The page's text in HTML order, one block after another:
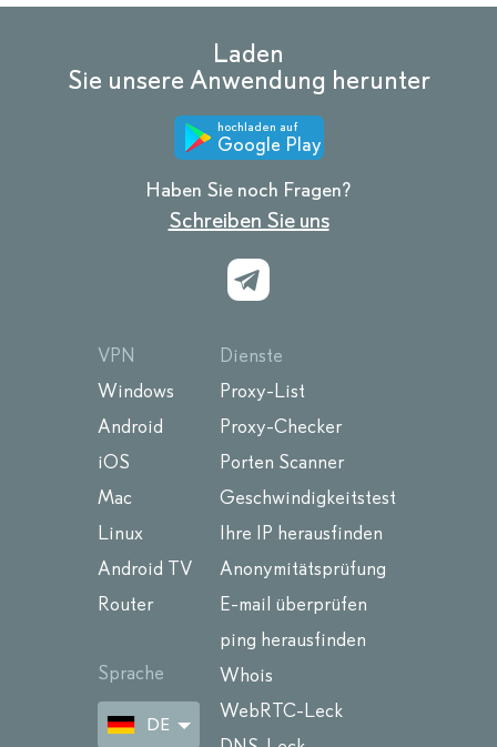
Laden
Sie unsere Anwendung herunter
hochladen auf
Google Play
Haben Sie noch Fragen?
Schreiben Sie uns
VPN
Windows
Android
iOS
Mac
Linux
Android TV
Router
Sprache
DE
Dienste
Proxy-List
Proxy-Checker
Porten Scanner
Geschwindigkeitstest
Ihre IP herausfinden
Anonymitätsprüfung
E-mail überprüfen
ping herausfinden
Whois
WebRTC-Leck